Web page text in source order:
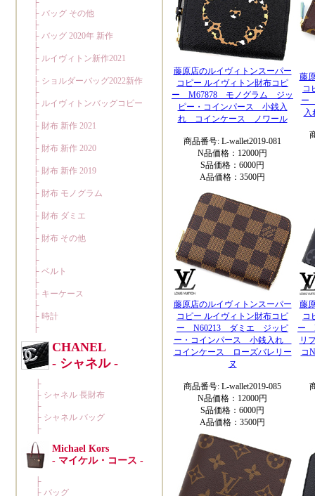
藤原店のルイヴィトンスーパー
コピー ルイヴィトン財布コピ
ー M67878 モノグラム ジッ
ピー・コインパース 小銭入
れ コインケース ノワール
商品番号: L-wallet2019-081
N品価格：12000円
S品価格：6000円
A品価格：3500円
藤
コ
ー
藤原店のルイヴィトンスーパー
コピー ルイヴィトン財布コピ
ー N60213 ダミエ ジッピ
ー・コインパース 小銭入れ
コインケース ローズバレリー
ヌ
商品番号: L-wallet2019-085
N品価格：12000円
S品価格：6000円
A品価格：3500円
藤
コ
ー
リ
コ